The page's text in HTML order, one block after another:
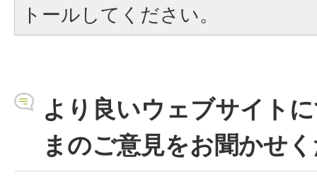
トールしてください。
より良いウェブサイト
まのご意見をお聞かせ